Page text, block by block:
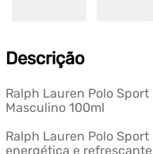
Descrição
Ralph Lauren Polo
Masculino 100ml
Ralph Lauren Polo
energética e